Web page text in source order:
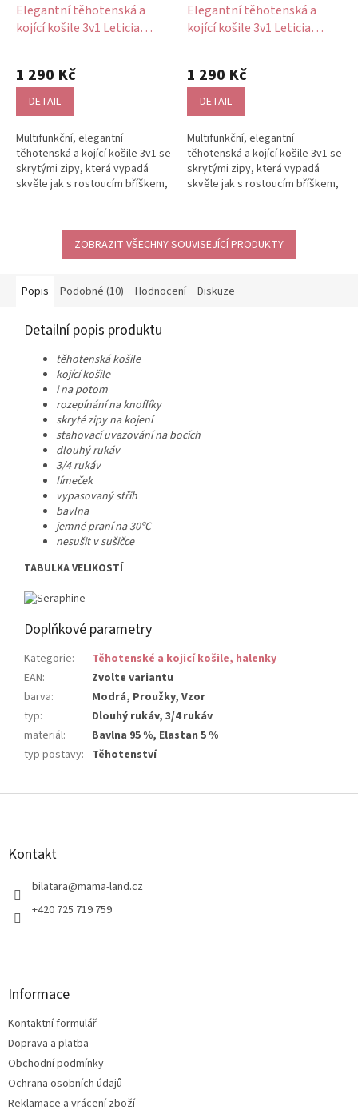
Elegantní těhotenská a
kojící košile 3v1 Leticia
1 290 Kč
DETAIL
Multifunkční, elegantní
těhotenská a kojící košile 3v1 se
skrytými zipy, která vypadá
skvěle jak s rostoucím bříškem,
Elegantní těhotenská a
kojící košile 3v1 Leticia
1 290 Kč
DETAIL
Multifunkční, elegantní
těhotenská a kojící košile 3v1 se
skrytými zipy, která vypadá
skvěle jak s rostoucím bříškem,
ZOBRAZIT VŠECHNY SOUVISEJÍCÍ PRODUKTY
Popis Podobné (10) Hodnocení Diskuze
Detailní popis produktu
těhotenská košile
kojící košile
i na potom
rozepínání na knoflíky
skryté zipy na kojení
stahovací uvazování na bocích
dlouhý rukáv
3/4 rukáv
límeček
vypasovaný střih
bavlna
jemné praní na 30ºC
nesušit v sušičce
TABULKA VELIKOSTÍ
Doplňkové parametry
Kategorie:
Těhotenské a kojicí košile, halenky
EAN:
Zvolte variantu
barva:
Modrá, Proužky, Vzor
typ:
Dlouhý rukáv, 3/4 rukáv
materiál:
Bavlna 95 %, Elastan 5 %
typ postavy: Těhotenství
Z
Kontakt
bilatara@mama-land.cz
+420 725 719 759
Informace
Kontaktní formulář
Doprava a platba
Obchodní podmínky
Ochrana osobních údajů
Reklamace a vrácení zboží